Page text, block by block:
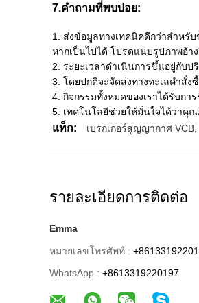
7.คำถามที่พบบ่อย:
1. ส่งข้อมูลทางเทคนิคดีกว่าสำหรั
หากเป็นไปได้ โปรดแนบรูปภาพอ้าง
2. ระยะเวลาดำเนินการขึ้นอยู่กับ
3. โดยปกติจะจัดส่งทางทะเลคำสั่ง
4. กิจกรรมทั้งหมดของเราได้รับกา
5. เทคโนโลยีช่วยให้มั่นใจได้ว่าคุ
แท็ก: เบรกเกอร์สูญญากาศ VCB
รายละเอียดการติดต่อ
Emma
หมายเลขโทรศัพท์ :
WhatsApp : +8613319220197